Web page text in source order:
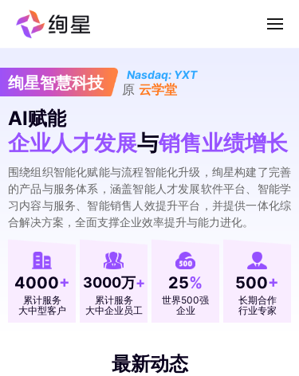
4000+
累计服务
大中型客户
3000万+
累计服务
大中企业员工
25%
世界500强
企业
500+
长期合作
行业专家
围绕组织智能化赋能与流程智能化升级，绚星构建了完善
的产品与服务体系，涵盖智能人才发展软件平台、智能学
习内容与服务、智能销售人效提升平台，并提供一体化综
合解决方案，全面支撑企业效率提升与能力进化。
AI赋能
企业人才发展与销售业绩增长
绚星智慧科技 Nasdaq: YXT
原 云学堂
最新动态